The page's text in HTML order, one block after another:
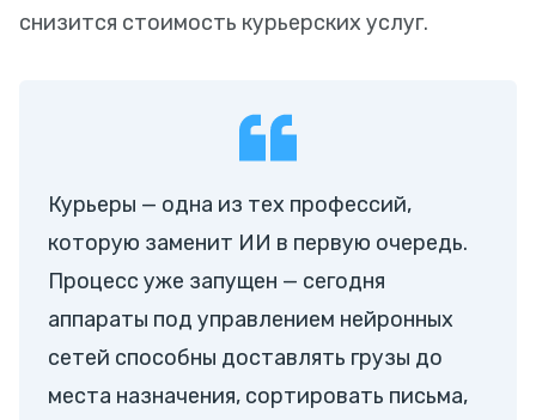
снизится стоимость курьерских услуг.
Курьеры — одна из тех профессий,
которую заменит ИИ в первую очередь.
Процесс уже запущен — сегодня
аппараты под управлением нейронных
сетей способны доставлять грузы до
места назначения, сортировать письма,